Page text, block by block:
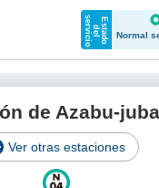
E
s
t
a
d
o
de
l
s e
rv
i
c
i
o Normal
de Azabu-
Ver otras estaciones